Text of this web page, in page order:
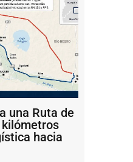
una Ruta de
kilómetros
hacia